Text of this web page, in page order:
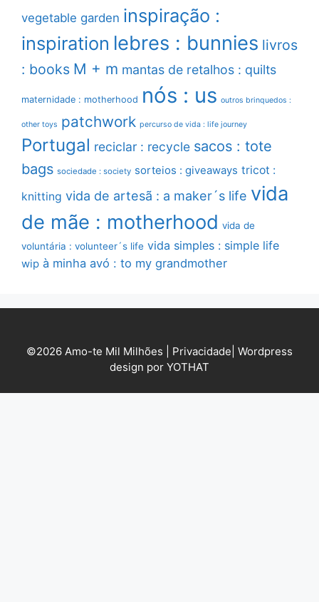
vegetable garden inspiração :
inspiration lebres : bunnies livros
: books M + m mantas de retalhos : quilts
maternidade : motherhood nós : us outros brinquedos :
other toys patchwork percurso de vida : life journey
Portugal reciclar : recycle sacos : tote
bags sociedade : society sorteios : giveaways tricot :
knitting vida de artesã : a maker´s life vida
de mãe : motherhood vida de
voluntária : volunteer´s life vida simples : simple life
wip à minha avó : to my grandmother
©2026 Amo-te Mil Milhões | Privacidade Wordpress
design por YOTHAT